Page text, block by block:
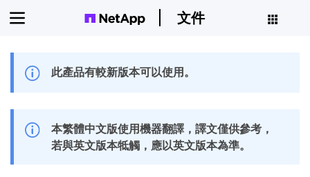
文件
此產品有較新版本可以使用。
本繁體中文版使用機器翻譯，譯文僅供參考，
若與英文版本牴觸，應以英文版本為準。